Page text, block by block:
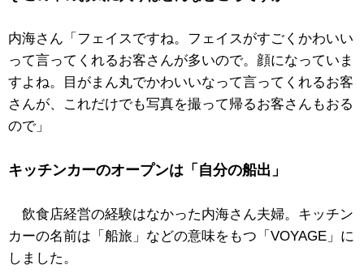
内海さん「フェイスですね。フェイスがすごくかわいい
って言ってくれるお客さんが多いので。顔になっていま
すよね。目がまん丸でかわいいなって言ってくれるお客
さんが、これだけでも写真を撮って帰るお客さんもおる
ので」
キッチンカーのオープンは「自分の船出」
飲食店経営の経験はなかった内海さん夫婦。キッチン
カーの名前は「船旅」などの意味をもつ「VOYAGE」に
しました。